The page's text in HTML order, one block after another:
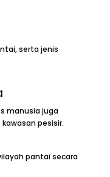
serta jenis
manusia juga
pesisir.
pantai secara